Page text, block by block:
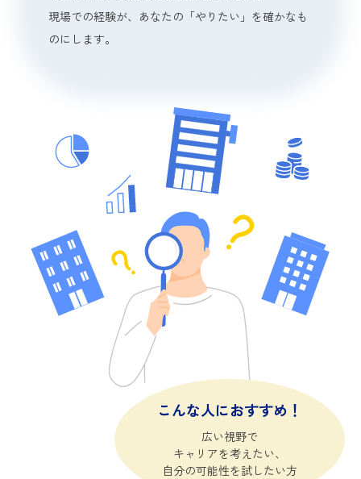
こんな人におすすめ！
広い視野で
キャリアを考えたい、
自分の可能性を試したい方
現場での経験が、あなたの「やりたい」を確かなも
のにします。